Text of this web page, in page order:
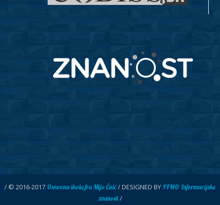
/ © 2016-2017 Osnovna škola fra Mijo Čuić/ DESIGNED BY FFMO Informacijske
znanosti/